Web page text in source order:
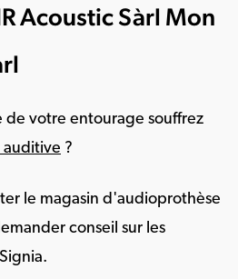
Acoustic Sàrl Mon
de votre entourage souffrez
auditive ?
le magasin d'audioprothèse
conseil sur les